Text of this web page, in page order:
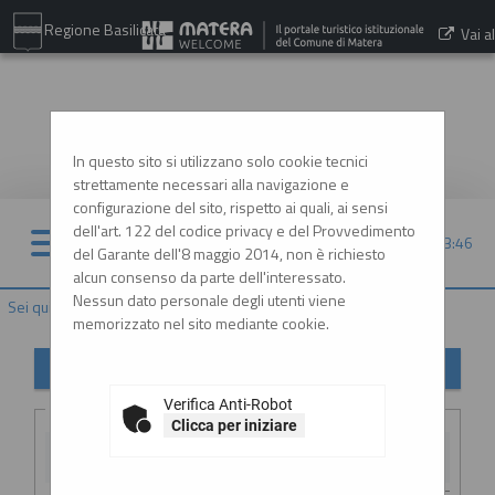
Regione Basilicata Vai al
09/08/2026 03:46
Sei qui: Home»Procedure d'appalto e contratti»Avvisi pubblici
In questo sito si utilizzano solo cookie tecnici
strettamente necessari alla navigazione e
configurazione del sito, rispetto ai quali, ai sensi
dell'art. 122 del codice privacy e del Provvedimento
del Garante dell'8 maggio 2014, non è richiesto
alcun consenso da parte dell'interessato.
Nessun dato personale degli utenti viene
memorizzato nel sito mediante cookie.
Verifica Anti-Robot
Clicca per iniziare
Criteri di ricerca